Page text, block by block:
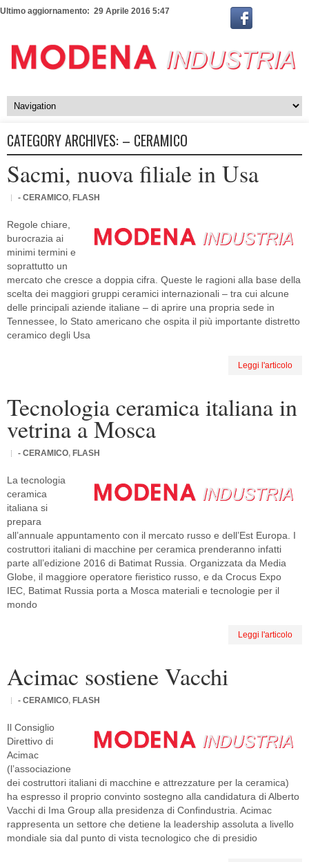
Ultimo aggiornamento: 29 Aprile 2016 5:47
CATEGORY ARCHIVES: – CERAMICO
Sacmi, nuova filiale in Usa
- CERAMICO, FLASH
Regole chiare,
burocrazia ai
minimi termini e
soprattutto un
mercato che cresce a doppia cifra. Queste le ragioni alla base della
scelta dei maggiori gruppi ceramici internazionali – tra cui alcune
delle principali aziende italiane – di aprire una propria sede in
Tennessee, lo Stato americano che ospita il più importante distretto
ceramico degli Usa
Leggi l'articolo
Tecnologia ceramica italiana in
vetrina a Mosca
- CERAMICO, FLASH
La tecnologia
ceramica
italiana si
prepara
all’annuale appuntamento con il mercato russo e dell’Est Europa. I
costruttori italiani di macchine per ceramica prenderanno infatti
parte all’edizione 2016 di Batimat Russia. Organizzata da Media
Globe, il maggiore operatore fieristico russo, e da Crocus Expo
IEC, Batimat Russia porta a Mosca materiali e tecnologie per il
mondo
Leggi l'articolo
Acimac sostiene Vacchi
- CERAMICO, FLASH
Il Consiglio
Direttivo di
Acimac
(l’associazione
dei costruttori italiani di macchine e attrezzature per la ceramica)
ha espresso il proprio convinto sostegno alla candidatura di Alberto
Vacchi di Ima Group alla presidenza di Confindustria. Acimac
rappresenta un settore che detiene la leadership assoluta a livello
mondiale sia dal punto di vista tecnologico che di presidio